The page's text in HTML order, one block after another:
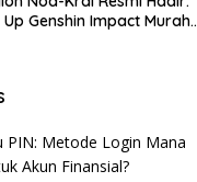
Up Genshin Impact Murah